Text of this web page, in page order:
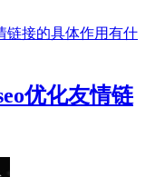
优化友情链